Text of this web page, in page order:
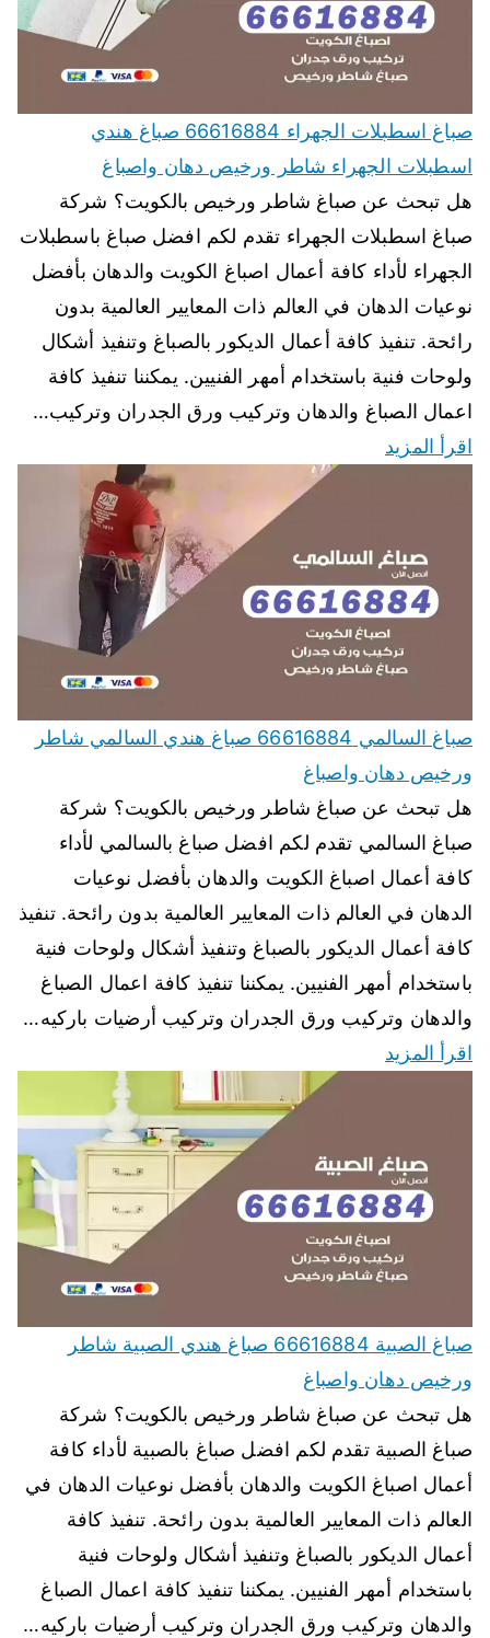
صباغ اسطبلات الجهراء 66616884 صباغ هندي
اسطبلات الجهراء شاطر ورخيص دهان واصباغ
هل تبحث عن صباغ شاطر ورخيص بالكويت؟ شركة
صباغ اسطبلات الجهراء تقدم لكم افضل صباغ باسطبلات
الجهراء لأداء كافة أعمال اصباغ الكويت والدهان بأفضل
نوعيات الدهان في العالم ذات المعايير العالمية بدون
رائحة. تنفيذ كافة أعمال الديكور بالصباغ وتنفيذ أشكال
ولوحات فنية باستخدام أمهر الفنيين. يمكننا تنفيذ كافة
اعمال الصباغ والدهان وتركيب ورق الجدران وتركيب…
اقرأ المزيد
صباغ السالمي 66616884 صباغ هندي السالمي شاطر
ورخيص دهان واصباغ
هل تبحث عن صباغ شاطر ورخيص بالكويت؟ شركة
صباغ السالمي تقدم لكم افضل صباغ بالسالمي لأداء
كافة أعمال اصباغ الكويت والدهان بأفضل نوعيات
الدهان في العالم ذات المعايير العالمية بدون رائحة. تنفيذ
كافة أعمال الديكور بالصباغ وتنفيذ أشكال ولوحات فنية
باستخدام أمهر الفنيين. يمكننا تنفيذ كافة اعمال الصباغ
والدهان وتركيب ورق الجدران وتركيب أرضيات باركيه…
اقرأ المزيد
صباغ الصبية 66616884 صباغ هندي الصبية شاطر
ورخيص دهان واصباغ
هل تبحث عن صباغ شاطر ورخيص بالكويت؟ شركة
صباغ الصبية تقدم لكم افضل صباغ بالصبية لأداء كافة
أعمال اصباغ الكويت والدهان بأفضل نوعيات الدهان في
العالم ذات المعايير العالمية بدون رائحة. تنفيذ كافة
أعمال الديكور بالصباغ وتنفيذ أشكال ولوحات فنية
باستخدام أمهر الفنيين. يمكننا تنفيذ كافة اعمال الصباغ
والدهان وتركيب ورق الجدران وتركيب أرضيات باركيه…